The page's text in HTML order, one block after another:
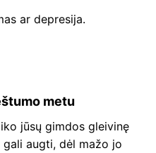
ar depresija.
metu
jūsų gimdos gleivinę
augti, dėl mažo jo